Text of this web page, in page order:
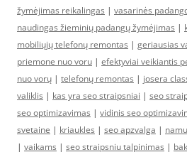
žymėjimas reikalingas | vasarinės
naudingas žieminių padangų žymėjimas |
mobiliųjų telefonų remontas | geriausias
priemone nuo voru | efektyviai veikiantis
nuo vorų | telefonų remontas | josera
valiklis | kas yra seo straipsniai | seo
seo optimizavimas | vidinis seo
svetaine | kriaukles | seo apzvalga |
| vaikams | seo straipsniu talpinimas |